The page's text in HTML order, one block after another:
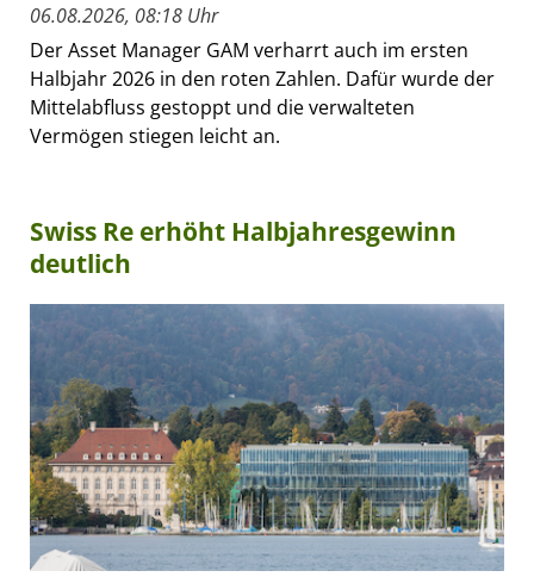
06.08.2026, 08:18 Uhr
Der Asset Manager GAM verharrt auch im ersten
Halbjahr 2026 in den roten Zahlen. Dafür wurde der
Mittelabfluss gestoppt und die verwalteten
Vermögen stiegen leicht an.
Swiss Re erhöht Halbjahresgewinn
deutlich